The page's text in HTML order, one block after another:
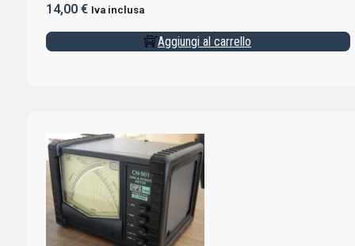
14,00 € Iva inclusa
Aggiungi al carrello